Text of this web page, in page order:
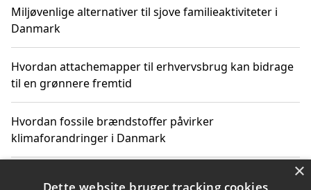
Miljøvenlige alternativer til sjove familieaktiviteter i
Danmark
Hvordan attachemapper til erhvervsbrug kan bidrage
til en grønnere fremtid
Hvordan fossile brændstoffer påvirker
klimaforandringer i Danmark
×